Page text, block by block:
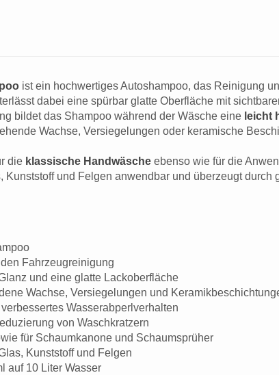
ist ein hochwertiges Autoshampoo, das Reinigung
dabei eine spürbar glatte Oberfläche mit
bildet das Shampoo während der Wäsche eine leicht
Wachse, Versiegelungen oder keramische
die klassische Handwäsche ebenso wie für die
und Felgen anwendbar und überzeugt
Fahrzeugreinigung
und eine glatte Lackoberfläche
Wachse, Versiegelungen und
Wasserabperlverhalten
von Waschkratzern
für Schaumkanone und Schaumsprüher
Kunststoff und Felgen
auf 10 Liter Wasser